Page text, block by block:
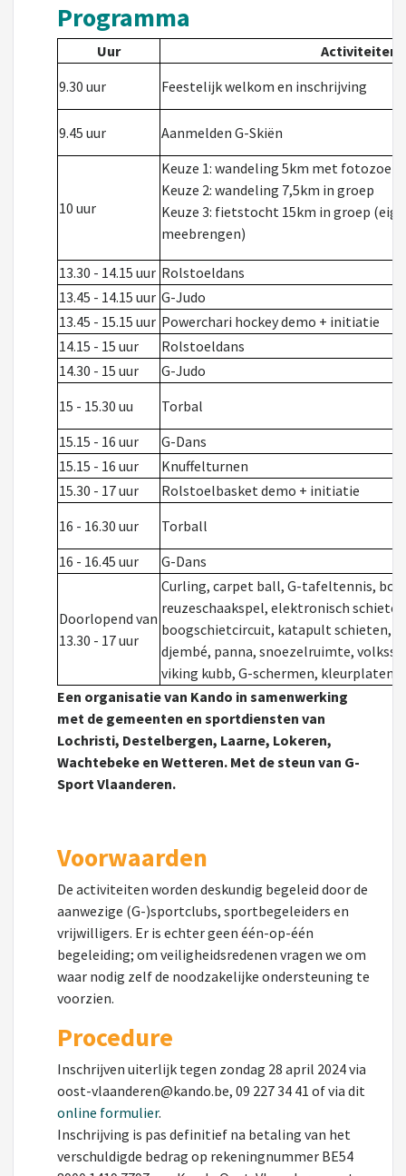
Programma
Uur
Activiteiten
9.30 uur
Feestelijk welkom en inschrijving
9.45 uur Aanmelden G-Skiën
10 uur
Keuze 1: wandeling 5km met
Keuze 2: wandeling 7,5km in groep
Keuze 3: fietstocht 15km in groep
meebrengen)
13.30 - 14.15 uur Rolstoeldans
13.45 - 14.15 uur G-Judo
13.45 - 15.15 uur Powerchari hockey demo + initiatie
14.15 - 15 uur
Rolstoeldans
14.30 - 15 uur
G-Judo
15 - 15.30 uu
Torbal
15.15 - 16 uur
G-Dans
15.15 - 16 uur
Knuffelturnen
15.30 - 17 uur
Rolstoelbasket demo + initiatie
16 - 16.30 uur
Torball
16 - 16.45 uur
G-Dans
Doorlopend van
13.30 - 17 uur
Curling, carpet ball, G-tafeltennis,
reuzeschaakspel, elektronisch
boogschietcircuit, katapult schieten,
djembé, panna, snoezelruimte,
viking kubb, G-schermen,
Een organisatie van Kando in samenwerking
met de gemeenten en sportdiensten van
Lochristi, Destelbergen, Laarne, Lokeren,
Wachtebeke en Wetteren. Met de steun van G-
Sport Vlaanderen.
Voorwaarden
De activiteiten worden deskundig begeleid door de
aanwezige (G-)sportclubs, sportbegeleiders en
vrijwilligers. Er is echter geen één-op-één
begeleiding; om veiligheidsredenen vragen we om
waar nodig zelf de noodzakelijke ondersteuning te
voorzien.
Procedure
Inschrijven uiterlijk tegen zondag 28 april 2024 via
oost-vlaanderen@kando.be, 09 227 34 41 of via dit
online formulier.
Inschrijving is pas definitief na betaling van het
verschuldigde bedrag op rekeningnummer BE54